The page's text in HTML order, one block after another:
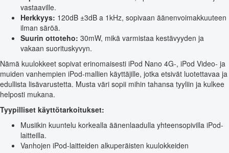
vastaaville.
Herkkyys: 120dB ±3dB a 1kHz, sopivaan äänenvoimakkuuteen
ilman säröä.
Suurin ottoteho: 30mW, mikä varmistaa kestävyyden ja
vakaan suorituskyvyn.
Nämä kuulokkeet sopivat erinomaisesti iPod Nano 4G-, iPod Video- ja
muiden vanhempien iPod-mallien käyttäjille, jotka etsivät luotettavaa ja
edullista lisävarustetta. Musta väri sopii mihin tahansa tyyliin ja kulkee
helposti mukana.
Tyypilliset käyttötarkoitukset:
Musiikin kuuntelu korkealla äänenlaadulla yhteensopivilla iPod-
laitteilla.
Vanhojen iPod-laitteiden alkuperäisten kuulokkeiden